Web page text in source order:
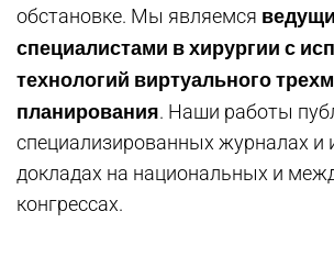
обстановке. Мы являемся
специалистами в хирургии с
технологий виртуального
планирования. Наши работы
специализированных журналах и
докладах на национальных и
конгрессах.